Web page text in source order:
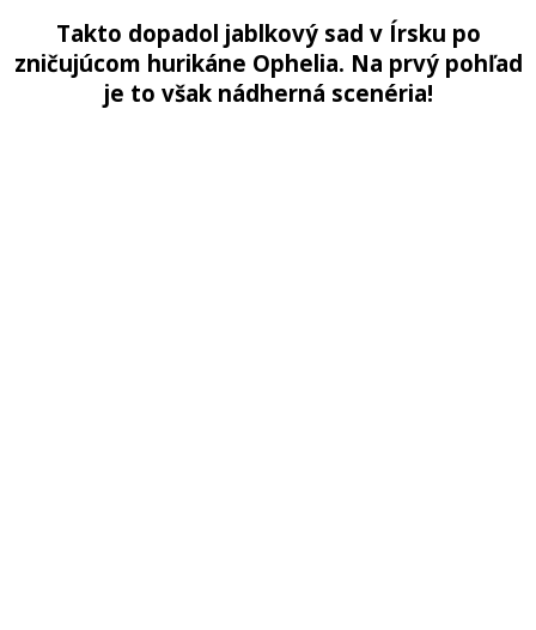
Takto dopadol jablkový sad v Írsku po
zničujúcom hurikáne Ophelia. Na prvý pohľad
je to však nádherná scenéria!